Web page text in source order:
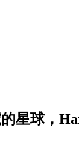
星球，